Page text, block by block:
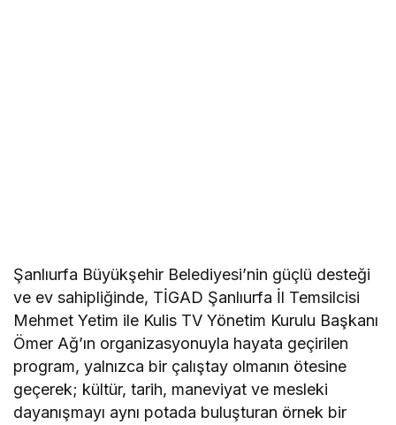
Şanlıurfa Büyükşehir Belediyesi’nin güçlü desteği
ve ev sahipliğinde, TİGAD Şanlıurfa İl Temsilcisi
Mehmet Yetim ile Kulis TV Yönetim Kurulu Başkanı
Ömer Ağ’ın organizasyonuyla hayata geçirilen
program, yalnızca bir çalıştay olmanın ötesine
geçerek; kültür, tarih, maneviyat ve mesleki
dayanışmayı aynı potada buluşturan örnek bir